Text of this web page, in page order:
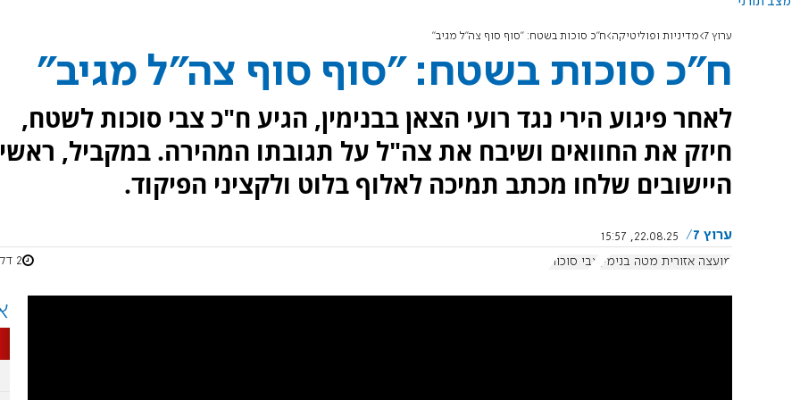
ערוץ 7 מדיניות ופוליטיקה ח"כ סוכות בשטח: "סוף סוף צה"ל מגיב"
ח"כ סוכות בשטח: "סוף סוף צה"ל מגיב"
לאחר פיגוע הירי נגד רועי הצאן בבנימין, הגיע ח"כ צבי סוכות לשטח,
חיזק את החוואים ושיבח את צה"ל על תגובתו המהירה. במקביל, ראשי
היישובים שלחו מכתב תמיכה לאלוף בלוט ולקציני הפיקוד.
ערוץ 7
22.08.25, 15:57
מועצה אזורית מטה בנימין
צבי סוכות 2 דקות